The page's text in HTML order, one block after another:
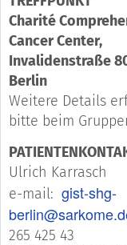
Charité
Cancer Center,
Invalidenstraße
Berlin
Weitere Details
bitte beim
Ulrich Karrasch
e-mail: gist-shg-
265 425 43